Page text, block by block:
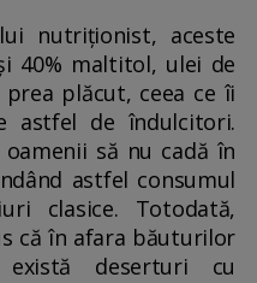
nutriționist, aceste
40% maltitol, ulei de
plăcut, ceea ce îi
astfel de îndulcitori.
să nu cadă în
astfel consumul
clasice. Totodată,
că în afara băuturilor
există deserturi cu